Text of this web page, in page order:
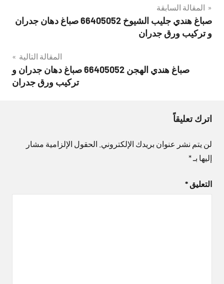
تصفّح
المقالات
المقالة السابقة
صباغ هندي جليب الشيوخ 66405052 صباغ دهان جدران
و تركيب ورق جدران
المقالة التالية
صباغ هندي الهجن 66405052 صباغ دهان جدران و
تركيب ورق جدران
اترك تعليقاً
لن يتم نشر عنوان بريدك الإلكتروني. الحقول الإلزامية مشار
إليها بـ*
التعليق *